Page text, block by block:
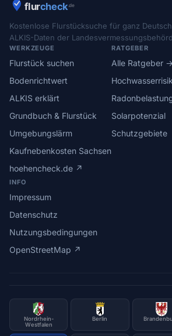
Kostenlose Flurstücksuche für ganz
ALKIS-Daten der
WERKZEUGE
Flurstück suchen
Bodenrichtwert
ALKIS erklärt
Grundbuch & Flurstück
Umgebungslärm
Kaufnebenkosten Sachsen
hoehencheck.de ↗
RATGEBER
Alle Ratgeber →
Solarpotenzial
Schutzgebiete
INFO
Impressum
Datenschutz
Nutzungsbedingungen
OpenStreetMap ↗
Nordrhein-
Westfalen
Berlin